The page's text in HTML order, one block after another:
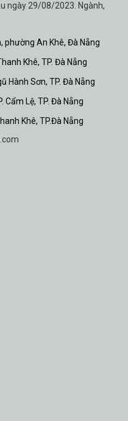
ngày 29/08/2023. Ngành,
phường An Khê, Đà Nẵng
Khê, TP. Đà Nẵng
Hành Sơn, TP. Đà Nẵng
Cẩm Lệ, TP. Đà Nẵng
Khê, TP.Đà Nẵng